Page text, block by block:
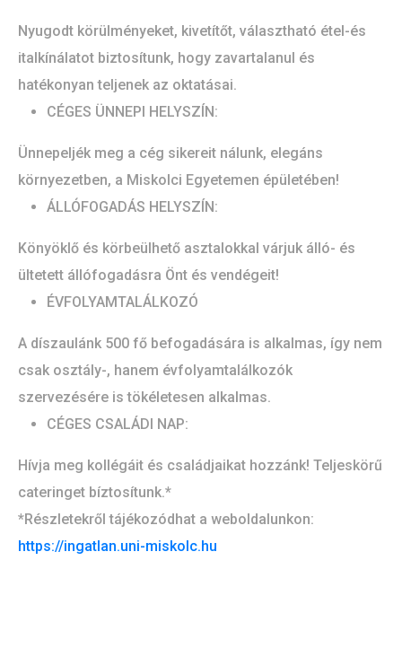
Nyugodt körülményeket, kivetítőt, választható étel-és
italkínálatot biztosítunk, hogy zavartalanul és
hatékonyan teljenek az oktatásai.
CÉGES ÜNNEPI HELYSZÍN:
Ünnepeljék meg a cég sikereit nálunk, elegáns
környezetben, a Miskolci Egyetemen épületében!
ÁLLÓFOGADÁS HELYSZÍN:
Könyöklő és körbeülhető asztalokkal várjuk álló- és
ültetett állófogadásra Önt és vendégeit!
ÉVFOLYAMTALÁLKOZÓ
A díszaulánk 500 fő befogadására is alkalmas, így nem
csak osztály-, hanem évfolyamtalálkozók
szervezésére is tökéletesen alkalmas.
CÉGES CSALÁDI NAP:
Hívja meg kollégáit és családjaikat hozzánk! Teljeskörű
cateringet bíztosítunk.*
*Részletekről tájékozódhat a weboldalunkon:
https://ingatlan.uni-miskolc.hu